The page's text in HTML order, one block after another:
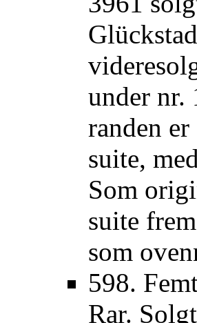
under nr.
randen
suite,
Som
suite
som
598.
Rar.